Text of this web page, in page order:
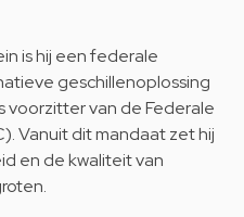
is hij een federale
geschillenoplossing
voorzitter van de Federale
Vanuit dit mandaat zet hij
en de kwaliteit van